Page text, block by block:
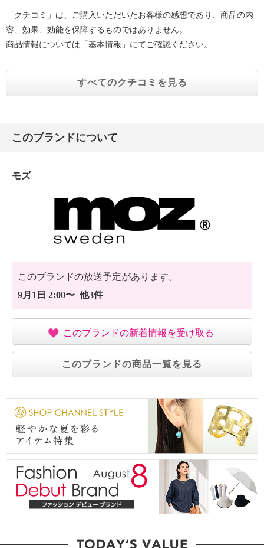
「クチコミ」は、ご購入いただいたお客様の感想であり、商品の内
容、効果、効能を保障するものではありません。
商品情報については「基本情報」にてご確認ください。
すべてのクチコミを見る
このブランドについて
モズ
このブランドの放送予定があります。
9月1日 2:00〜 他3件
このブランドの新着情報を受け取る
このブランドの商品一覧を見る